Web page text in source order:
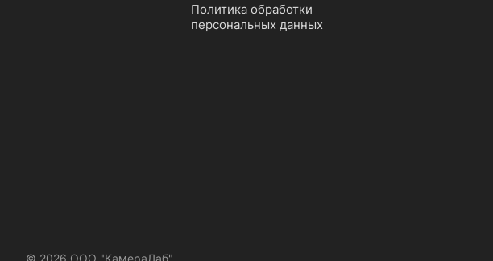
Политика обработки
персональных данных